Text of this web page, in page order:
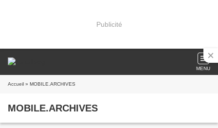
Publicité
MENU
Accueil » MOBILE.ARCHIVES
MOBILE.ARCHIVES